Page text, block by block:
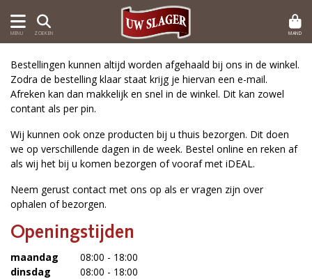
MENU ZOEKEN MAND
Bestellingen kunnen altijd worden afgehaald bij ons in de winkel.
Zodra de bestelling klaar staat krijg je hiervan een e-mail.
Afreken kan dan makkelijk en snel in de winkel. Dit kan zowel
contant als per pin.
Wij kunnen ook onze producten bij u thuis bezorgen. Dit doen
we op verschillende dagen in de week. Bestel online en reken af
als wij het bij u komen bezorgen of vooraf met iDEAL.
Neem gerust contact met ons op als er vragen zijn over
ophalen of bezorgen.
Openingstijden
maandag
08:00 - 18:00
dinsdag
08:00 - 18:00